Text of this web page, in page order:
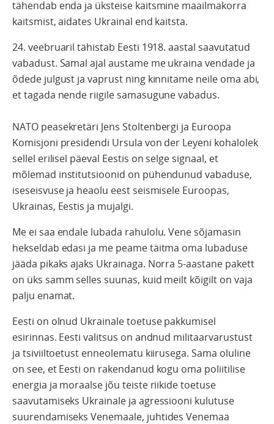
tähendab enda ja üksteise kaitsmine maailmakorra
kaitsmist, aidates Ukrainal end kaitsta.
24. veebruaril tähistab Eesti 1918. aastal saavutatud
vabadust. Samal ajal austame me ukraina vendade ja
õdede julgust ja vaprust ning kinnitame neile oma abi,
et tagada nende riigile samasugune vabadus.
NATO peasekretäri Jens Stoltenbergi ja Euroopa
Komisjoni presidendi Ursula von der Leyeni kohalolek
sellel erilisel päeval Eestis on selge signaal, et
mõlemad institutsioonid on pühendunud vabaduse,
iseseisvuse ja heaolu eest seismisele Euroopas,
Ukrainas, Eestis ja mujalgi.
Me ei saa endale lubada rahulolu. Vene sõjamasin
hekseldab edasi ja me peame täitma oma lubaduse
jääda pikaks ajaks Ukrainaga. Norra 5-aastane pakett
on üks samm selles suunas, kuid meilt kõigilt on vaja
palju enamat.
Eesti on olnud Ukrainale toetuse pakkumisel
esirinnas. Eesti valitsus on andnud militaarvarustust
ja tsiviiltoetust enneolematu kiirusega. Sama oluline
on see, et Eesti on rakendanud kogu oma poliitilise
energia ja moraalse jõu teiste riikide toetuse
saavutamiseks Ukrainale ja agressiooni kulutuse
suurendamiseks Venemaale, juhtides Venemaa